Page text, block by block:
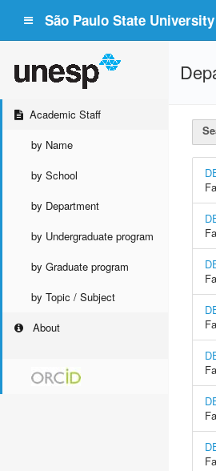
São Paulo State
Academic Staff
by Name
by School
by Department
by Undergraduate program
by Graduate program
by Topic / Subject
About